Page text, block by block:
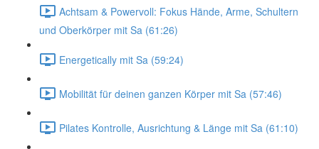
Achtsam & Powervoll: Fokus Hände, Arme, Schultern
und Oberkörper mit Sa (61:26)
Energetically mit Sa (59:24)
Mobilität für deinen ganzen Körper mit Sa (57:46)
Pilates Kontrolle, Ausrichtung & Länge mit Sa (61:10)